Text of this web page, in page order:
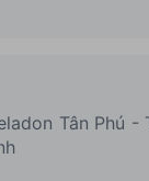
Tân Phú -